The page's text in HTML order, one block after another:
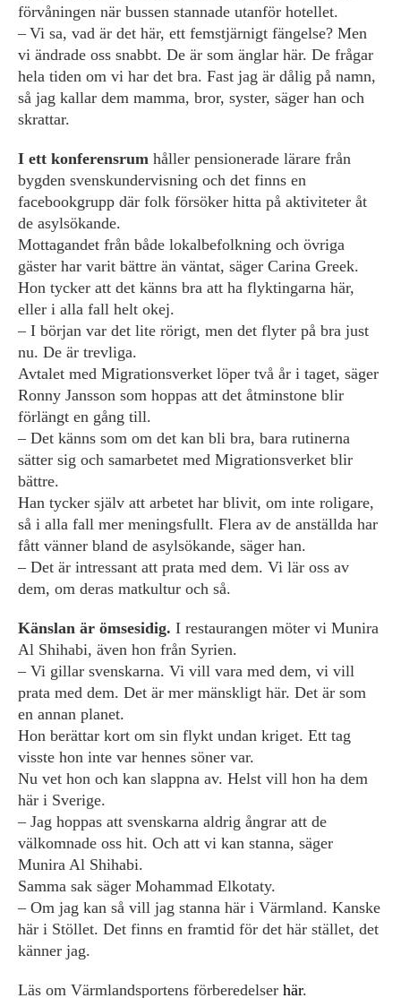
förvåningen när bussen stannade utanför hotellet.
– Vi sa, vad är det här, ett femstjärnigt fängelse? Men
vi ändrade oss snabbt. De är som änglar här. De frågar
hela tiden om vi har det bra. Fast jag är dålig på namn,
så jag kallar dem mamma, bror, syster, säger han och
skrattar.
I ett konferensrum håller pensionerade ­lärare från
bygden svenskundervisning och det finns en
facebookgrupp där folk försöker hitta på aktiviteter åt
de asylsökande.
Mottagandet från både lokalbefolkning och övriga
gäster har varit bättre än väntat, säger Carina Greek.
Hon tycker att det känns bra att ha flyktingarna här,
eller i alla fall helt okej.
– I början var det lite rörigt, men det flyter på bra just
nu. De är trevliga.
Avtalet med Migrationsverket löper två år i taget, säger
Ronny Jansson som hoppas att det åtminstone blir
förlängt en gång till.
– Det känns som om det kan bli bra, bara rutinerna
sätter sig och samarbetet med Migrationsverket blir
bättre.
Han tycker själv att arbetet har blivit, om inte roligare,
så i alla fall mer meningsfullt. Flera av de anställda har
fått vänner bland de asylsökande, säger han.
– Det är intressant att prata med dem. Vi lär oss av
dem, om deras matkultur och så.
Känslan är ömsesidig. I restaurangen möter vi Munira
Al Shihabi, även hon från Syrien.
– Vi gillar svenskarna. Vi vill vara med dem, vi vill
prata med dem. Det är mer mänskligt här. Det är som
en annan planet.
Hon berättar kort om sin flykt undan kriget. Ett tag
visste hon inte var hennes söner var.
Nu vet hon och kan slappna av. Helst vill hon ha dem
här i Sverige.
– Jag hoppas att svenskarna aldrig ångrar att de
välkomnade oss hit. Och att vi kan stanna, säger
Munira Al Shihabi.
Samma sak säger Mohammad Elkotaty.
– Om jag kan så vill jag stanna här i Värmland. Kanske
här i Stöllet. Det finns en framtid för det här stället, det
känner jag.
Läs om Värmlandsportens förberedelser här.